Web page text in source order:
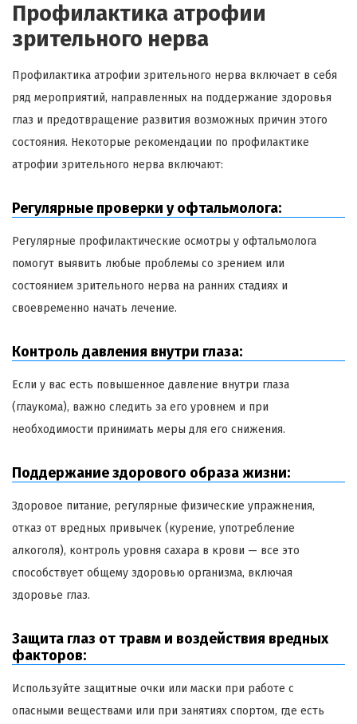
Профилактика атрофии
зрительного нерва
Профилактика атрофии зрительного нерва включает в себя
ряд мероприятий, направленных на поддержание здоровья
глаз и предотвращение развития возможных причин этого
состояния. Некоторые рекомендации по профилактике
атрофии зрительного нерва включают:
Регулярные проверки у офтальмолога:
Регулярные профилактические осмотры у офтальмолога
помогут выявить любые проблемы со зрением или
состоянием зрительного нерва на ранних стадиях и
своевременно начать лечение.
Контроль давления внутри глаза:
Если у вас есть повышенное давление внутри глаза
(глаукома), важно следить за его уровнем и при
необходимости принимать меры для его снижения.
Поддержание здорового образа жизни:
Здоровое питание, регулярные физические упражнения,
отказ от вредных привычек (курение, употребление
алкоголя), контроль уровня сахара в крови — все это
способствует общему здоровью организма, включая
здоровье глаз.
Защита глаз от травм и воздействия вредных
факторов:
Используйте защитные очки или маски при работе с
опасными веществами или при занятиях спортом, где есть